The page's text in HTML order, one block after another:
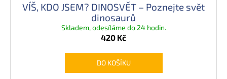
VÍŠ, KDO JSEM? DINOSVĚT – Poznejte svět
dinosaurů
Skladem, odesíláme do 24 hodin.
420 Kč
DO KOŠÍKU